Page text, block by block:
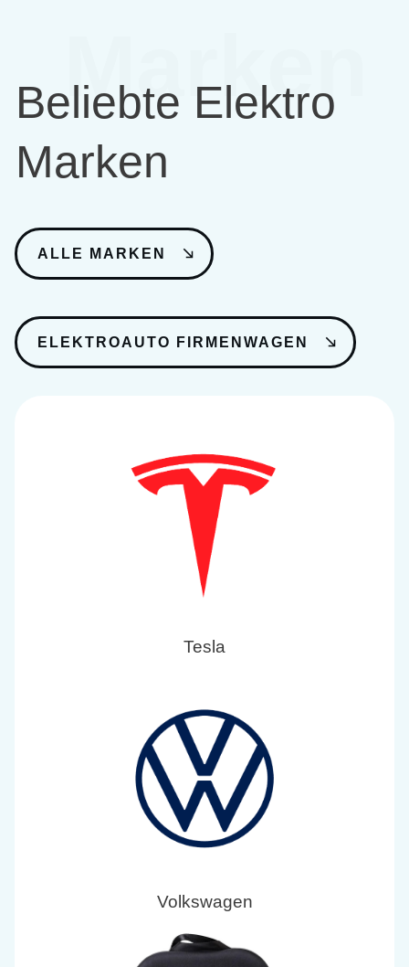
Marken
Beliebte Elektro
Marken
ALLE MARKEN
ELEKTROAUTO FIRMENWAGEN
Tesla
Volkswagen